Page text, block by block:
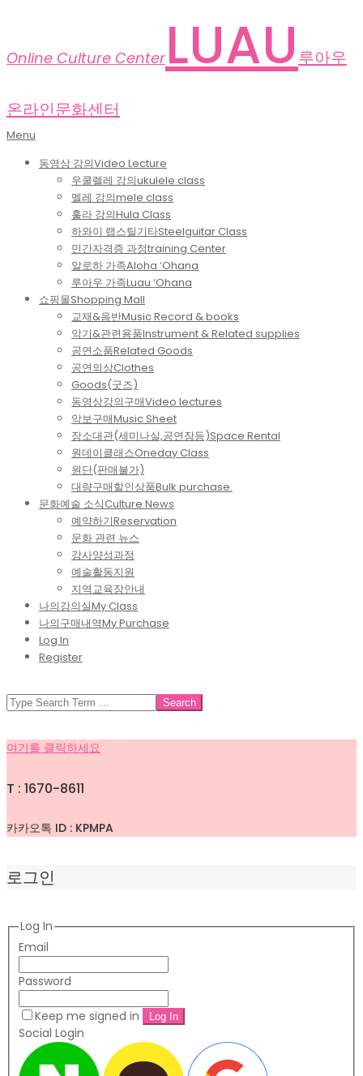
Online Culture Center LUAU 루아우
온라인문화센터
Primary
Menu
Menu
동영상 강의Video Lecture
우쿨렐레 강의ukulele class
멜레 강의mele class
훌라 강의Hula Class
하와이 랩스틸기타Steelguitar Class
민간자격증 과정training Center
알로하 가족Aloha ‘Ohana
루아우 가족Luau ‘Ohana
쇼핑몰Shopping Mall
교재&음반Music Record & books
악기&관련용품Instrument & Related supplies
공연소품Related Goods
공연의상Clothes
Goods(굿즈)
동영상강의구매Video lectures
악보구매Music Sheet
장소대관(세미나실,공연장등)Space Rental
원데이클래스Oneday Class
원단(판매불가)
대량구매할인상품Bulk purchase.
문화예술 소식Culture News
예약하기Reservation
문화 관련 뉴스
강사양성과정
예술활동지원
지역교육장안내
나의강의실My Class
나의구매내역My Purchase
Log In
Register
SEARCH
여기를 클릭하세요
T : 1670-8611
카카오톡 ID : KPMPA
로그인
Log In
Email
Password
Keep me signed in
Social Login